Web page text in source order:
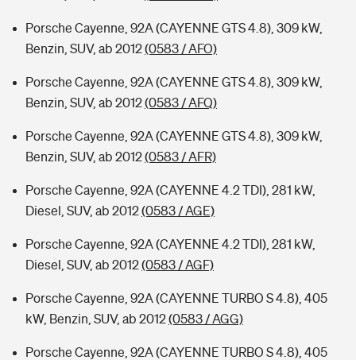
Porsche Cayenne, 92A (CAYENNE GTS 4.8), 309 kW,
Benzin, SUV, ab 2012(0583 / AFO)
Porsche Cayenne, 92A (CAYENNE GTS 4.8), 309 kW,
Benzin, SUV, ab 2012(0583 / AFQ)
Porsche Cayenne, 92A (CAYENNE GTS 4.8), 309 kW,
Benzin, SUV, ab 2012(0583 / AFR)
Porsche Cayenne, 92A (CAYENNE 4.2 TDI), 281 kW,
Diesel, SUV, ab 2012(0583 / AGE)
Porsche Cayenne, 92A (CAYENNE 4.2 TDI), 281 kW,
Diesel, SUV, ab 2012(0583 / AGF)
Porsche Cayenne, 92A (CAYENNE TURBO S 4.8), 405
kW, Benzin, SUV, ab 2012(0583 / AGG)
Porsche Cayenne, 92A (CAYENNE TURBO S 4.8), 405